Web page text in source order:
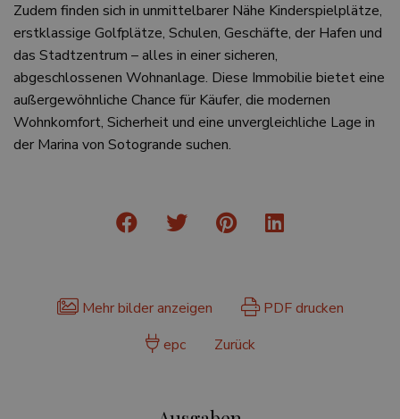
Zudem finden sich in unmittelbarer Nähe Kinderspielplätze,
erstklassige Golfplätze, Schulen, Geschäfte, der Hafen und
das Stadtzentrum – alles in einer sicheren,
abgeschlossenen Wohnanlage. Diese Immobilie bietet eine
außergewöhnliche Chance für Käufer, die modernen
Wohnkomfort, Sicherheit und eine unvergleichliche Lage in
der Marina von Sotogrande suchen.
Mehr bilder anzeigen
PDF drucken
epc
Zurück